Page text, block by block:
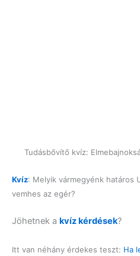
Tudásbővítő kvíz:
Kvíz: Melyik vármegyénk határos
vemhes az egér?
Jöhetnek a kvíz kérdések?
Itt van néhány érdekes teszt: Ha